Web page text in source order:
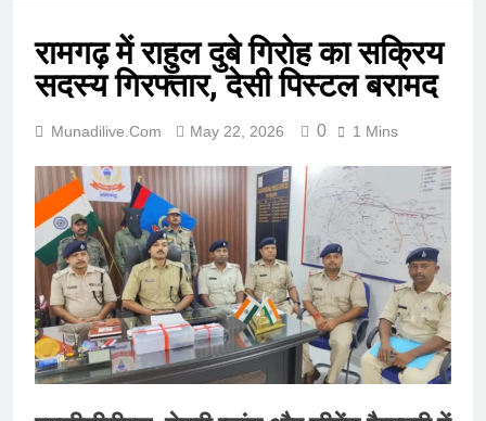
रामगढ़ में राहुल दुबे गिरोह का सक्रिय
सदस्य गिरफ्तार, देसी पिस्टल बरामद
Munadilive.com May 22, 2026 0 1 Mins